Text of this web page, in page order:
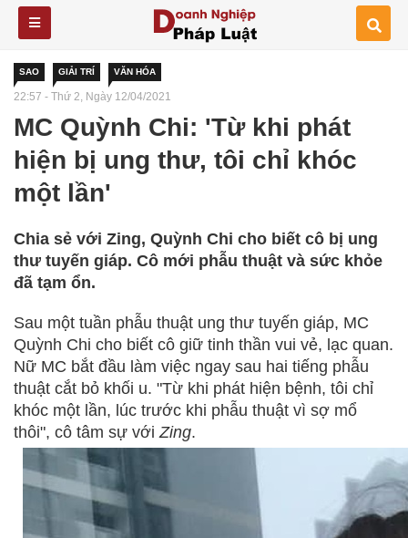
SAO GIẢI TRÍ VĂN HÓA
22:57 - Thứ 2, Ngày 12/04/2021
MC Quỳnh Chi: 'Từ khi phát
hiện bị ung thư, tôi chỉ khóc
một lần'
Chia sẻ với Zing, Quỳnh Chi cho biết cô bị ung
thư tuyến giáp. Cô mới phẫu thuật và sức khỏe
đã tạm ổn.
Sau một tuần phẫu thuật ung thư tuyến giáp, MC
Quỳnh Chi cho biết cô giữ tinh thần vui vẻ, lạc quan.
Nữ MC bắt đầu làm việc ngay sau hai tiếng phẫu
thuật cắt bỏ khối u. "Từ khi phát hiện bệnh, tôi chỉ
khóc một lần, lúc trước khi phẫu thuật vì sợ mổ
thôi", cô tâm sự vớiZing.